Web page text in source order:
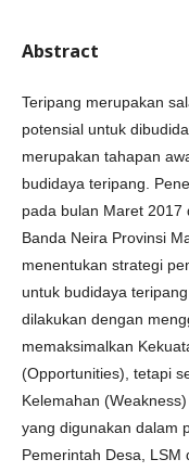
Abstract
Teripang merupakan
potensial untuk
merupakan tahapan
budidaya teripang.
pada bulan Maret 2017
Banda Neira Provinsi
menentukan strategi
untuk budidaya
dilakukan dengan
memaksimalkan
(Opportunities), tetapi
Kelemahan
yang digunakan dalam
Pemerintah Desa, LSM